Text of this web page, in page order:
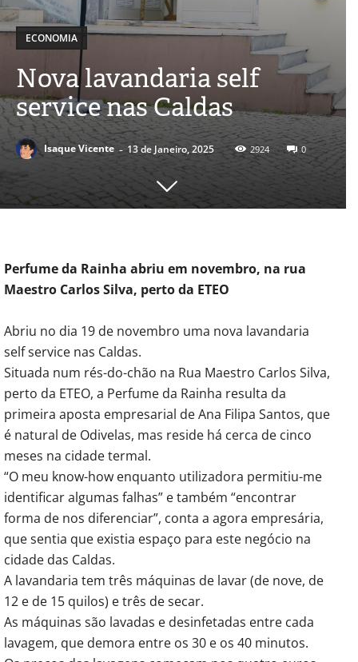
ECONOMIA
Nova lavandaria self
service nas Caldas
Isaque Vicente - 13 de Janeiro, 2025 2924 0
Perfume da Rainha abriu em novembro, na rua
Maestro Carlos Silva, perto da ETEO
Abriu no dia 19 de novembro uma nova lavandaria
self service nas Caldas.
Situada num rés-do-chão na Rua Maestro Carlos Silva,
perto da ETEO, a Perfume da Rainha resulta da
primeira aposta empresarial de Ana Filipa Santos, que
é natural de Odivelas, mas reside há cerca de cinco
meses na cidade termal.
“O meu know-how enquanto utilizadora permitiu-me
identificar algumas falhas” e também “encontrar
forma de nos diferenciar”, conta a agora empresária,
que sentia que existia espaço para este negócio na
cidade das Caldas.
A lavandaria tem três máquinas de lavar (de nove, de
12 e de 15 quilos) e três de secar.
As máquinas são lavadas e desinfetadas entre cada
lavagem, que demora entre os 30 e os 40 minutos.